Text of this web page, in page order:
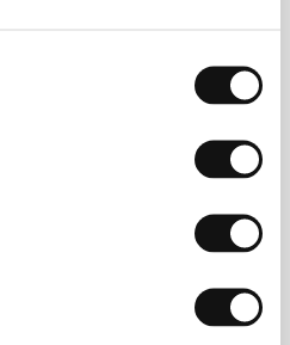
1992, 0 min